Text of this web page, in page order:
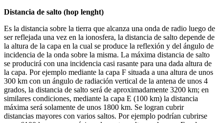
Distancia de salto (hop lenght)
Es la distancia sobre la tierra que alcanza una onda de radio luego de
ser reflejada una vez en la ionosfera, la distancia de salto depende de
la altura de la capa en la cual se produce la reflexión y del ángulo de
incidencia de la onda sobre la misma. La máxima distancia de salto
se producirá con una incidencia casi rasante para una dada altura de
la capa. Por ejemplo mediante la capa F situada a una altura de unos
300 km con un ángulo de radiación vertical de la antena de unos 4
grados, la distancia de salto será de aproximadamente 3200 km; en
similares condiciones, mediante la capa E (100 km) la distancia
máxima será solamente de unos 1800 km. Se logran cubrir
distancias mayores con varios saltos. Por ejemplo podrían cubrirse